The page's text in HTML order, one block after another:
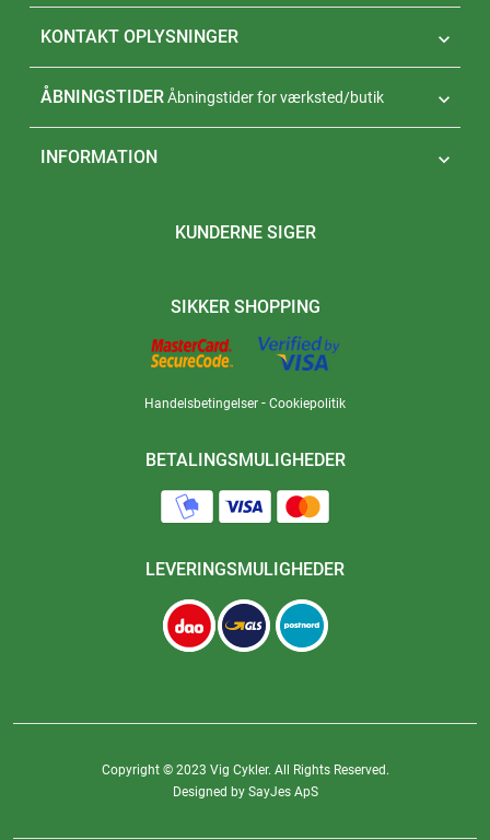
KONTAKT OPLYSNINGER 
ÅBNINGSTIDER 
Åbningstider for værksted/butik
INFORMATION 
KUNDERNE SIGER
SIKKER SHOPPING
Handelsbetingelser - Cookiepolitik
BETALINGSMULIGHEDER
LEVERINGSMULIGHEDER
Copyright © 2023 Vig Cykler. All Rights Reserved.
Designed by SayJes ApS